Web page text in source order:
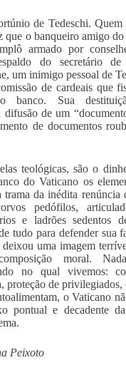
de Tedeschi. Quem
que o banqueiro amigo
armado por
do secretário de
um inimigo pessoal de
de cardeais que
banco. Sua
difusão de um
de documentos
teológicas, são o
do Vaticano os
trama da inédita renúncia
pedófilos,
e ladrões sedentos
tudo para defender sua
uma imagem
moral.
no qual vivemos:
proteção de privilegiados,
o Vaticano
pontual e decadente
Peixoto